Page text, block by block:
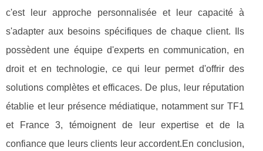
c'est leur approche personnalisée et leur capacité à
s'adapter aux besoins spécifiques de chaque client. Ils
possèdent une équipe d'experts en communication, en
droit et en technologie, ce qui leur permet d'offrir des
solutions complètes et efficaces. De plus, leur réputation
établie et leur présence médiatique, notamment sur TF1
et France 3, témoignent de leur expertise et de la
confiance que leurs clients leur accordent.En conclusion,